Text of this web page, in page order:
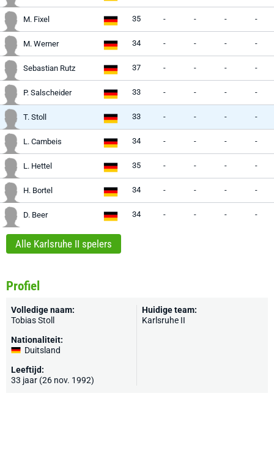
M. Fixel 35 - - - -
M. Werner 34 - - - -
Sebastian Rutz 37 - - - -
P. Salscheider 33 - - - -
T. Stoll 33 - - - -
L. Cambeis 34 - - - -
L. Hettel 35 - - - -
H. Bortel 34 - - - -
D. Beer 34 - - - -
Alle Karlsruhe II spelers
Profiel
Volledige naam:
Tobias Stoll
Nationaliteit:
Duitsland
Leeftijd:
33 jaar (26 nov. 1992)
Huidige team:
Karlsruhe II